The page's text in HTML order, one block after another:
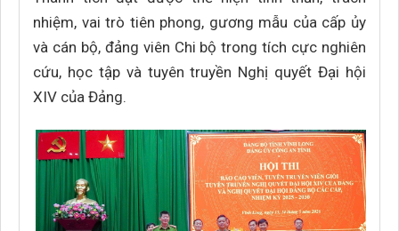
nhiệm, vai trò tiên phong, gương mẫu của cấp ủy
và cán bộ, đảng viên Chi bộ trong tích cực nghiên
cứu, học tập và tuyên truyền Nghị quyết Đại hội
XIV của Đảng.